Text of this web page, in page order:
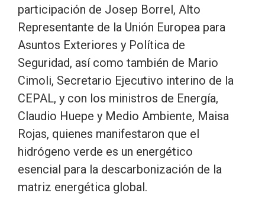
participación de Josep Borrel, Alto
Representante de la Unión Europea para
Asuntos Exteriores y Política de
Seguridad, así como también de Mario
Cimoli, Secretario Ejecutivo interino de la
CEPAL, y con los ministros de Energía,
Claudio Huepe y Medio Ambiente, Maisa
Rojas, quienes manifestaron que el
hidrógeno verde es un energético
esencial para la descarbonización de la
matriz energética global.